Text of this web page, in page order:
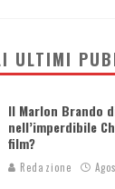
ULTIMI
Il Marlon Brando
nell’imperdibile
film?
Redazione